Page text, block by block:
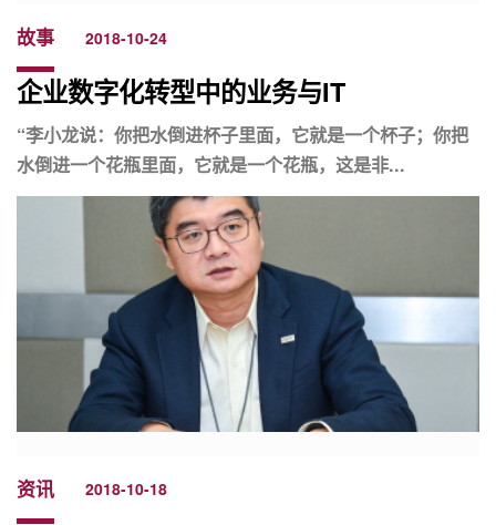
故事 2018-10-24
企业数字化转型中的业务与IT
“李小龙说：你把水倒进杯子里面，它就是一个杯子；你把
水倒进一个花瓶里面，它就是一个花瓶，这是非...
资讯 2018-10-18